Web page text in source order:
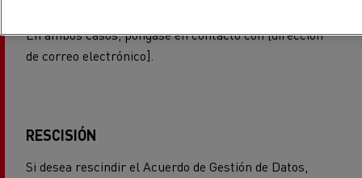
En ambos casos, póngase en contacto con [dirección
de correo electrónico].
RESCISIÓN
Si desea rescindir el Acuerdo de Gestión de Datos,